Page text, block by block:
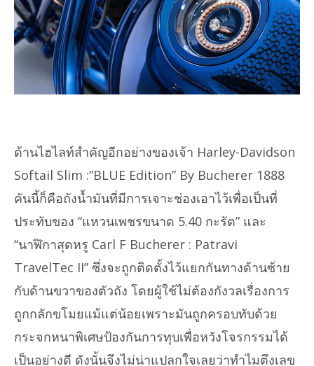
ด้านไฮไลท์สำคัญอีกอย่างของเจ้า Harley-Davidson
Softail Slim :”BLUE Edition” By Bucherer 1888
คันนี้ก็คือถังน้ำมันที่มีการเจาะช่องเอาไว้เพื่อเป็นที่
ประทับของ “แหวนเพชรขนาด 5.40 กะรัต” และ
“นาฬิกาสุดหรู Carl F Bucherer : Patravi
TravelTec II” ซึ่งจะถูกติดตั้งไว้แยกกันทางด้านซ้าย
กับด้านขวาของตัวถัง โดยผู้ใช้ไม่ต้องกังวลเรื่องการ
ถูกกลักขโมยแม้แต่น้อยเพราะมันถูกครอบทับด้วย
กระจกหนาพิเศษป้องกันการทุบเพื่อหวังโจรกรรมได้
เป็นอย่างดี ดังนั้นจึงไม่น่าแปลกใจเลยว่าทำไมตึงเลข